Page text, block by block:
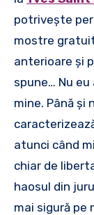
potrivește
mostre
anterioare și
spune… Nu
mine. Până și
atunci când
chiar de
haosul din
mai sigură pe